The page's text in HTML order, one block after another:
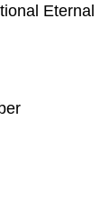
Eternal